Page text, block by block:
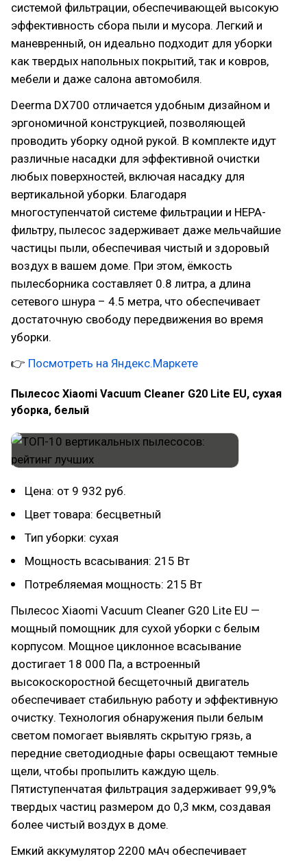
системой фильтрации, обеспечивающей высокую
эффективность сбора пыли и мусора. Легкий и
маневренный, он идеально подходит для уборки
как твердых напольных покрытий, так и ковров,
мебели и даже салона автомобиля.
Deerma DX700 отличается удобным дизайном и
эргономичной конструкцией, позволяющей
проводить уборку одной рукой. В комплекте идут
различные насадки для эффективной очистки
любых поверхностей, включая насадку для
вертикальной уборки. Благодаря
многоступенчатой системе фильтрации и HEPA-
фильтру, пылесос задерживает даже мельчайшие
частицы пыли, обеспечивая чистый и здоровый
воздух в вашем доме. При этом, ёмкость
пылесборника составляет 0.8 литра, а длина
сетевого шнура – 4.5 метра, что обеспечивает
достаточную свободу передвижения во время
уборки.
👉 Посмотреть на Яндекс.Маркете
Пылесос Xiaomi Vacuum Cleaner G20 Lite EU, сухая
уборка, белый
Цена: от 9 932 руб.
Цвет товара: бесцветный
Тип уборки: сухая
Мощность всасывания: 215 Вт
Потребляемая мощность: 215 Вт
Пылесос Xiaomi Vacuum Cleaner G20 Lite EU —
мощный помощник для сухой уборки с белым
корпусом. Мощное циклонное всасывание
достигает 18 000 Па, а встроенный
высокоскоростной бесщеточный двигатель
обеспечивает стабильную работу и эффективную
очистку. Технология обнаружения пыли белым
светом помогает выявлять скрытую грязь, а
передние светодиодные фары освещают темные
щели, чтобы пропылить каждую щель.
Пятиступенчатая фильтрация задерживает 99,9%
твердых частиц размером до 0,3 мкм, создавая
более чистый воздух в доме.
Емкий аккумулятор 2200 мАч обеспечивает